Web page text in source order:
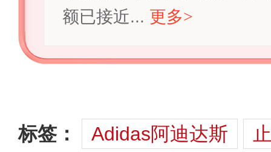
额已接近... 更多>
标签： Adidas阿迪达斯